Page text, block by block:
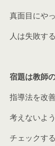
真面目にや
人は失敗す
宿題は教師
指導法を改
考えないよ
チェックす